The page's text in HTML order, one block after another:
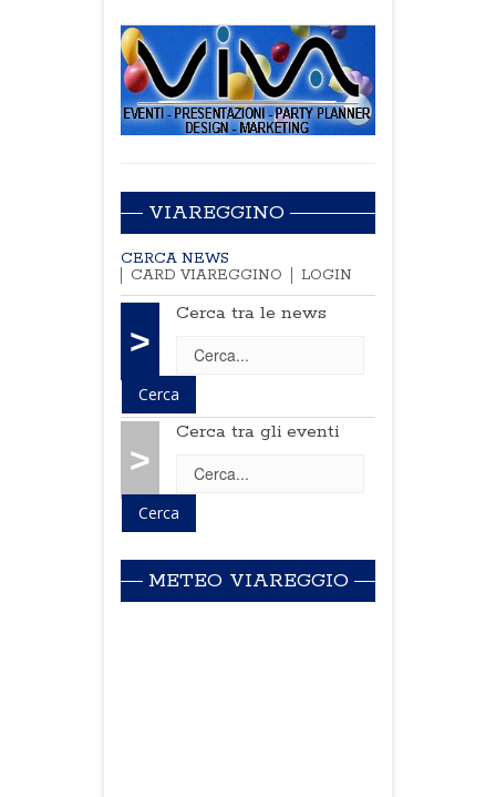
VIAREGGINO
CERCA NEWS
CARD VIAREGGINO
LOGIN
>
Cerca tra le news
>
Cerca tra gli eventi
METEO VIAREGGIO